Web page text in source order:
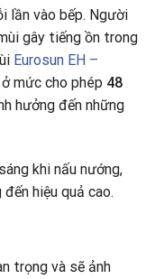
lần vào bếp. Người
gây tiếng ồn trong
Eurosun EH –
mức cho phép 48
hưởng đến những
khi nấu nướng,
hiệu quả cao.
trọng và sẽ ảnh